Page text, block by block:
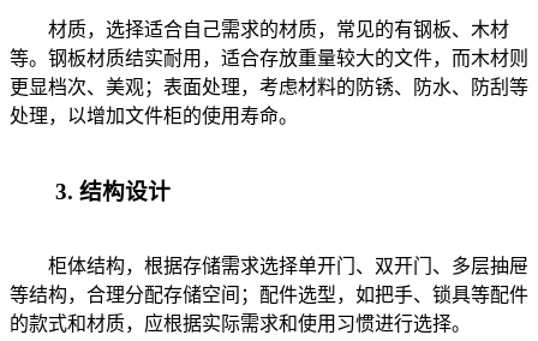
材质，选择适合自己需求的材质，常见的有钢板、木材
等。钢板材质结实耐用，适合存放重量较大的文件，而木材则
更显档次、美观；表面处理，考虑材料的防锈、防水、防刮等
处理，以增加文件柜的使用寿命。
3. 结构设计
柜体结构，根据存储需求选择单开门、双开门、多层抽屉
等结构，合理分配存储空间；配件选型，如把手、锁具等配件
的款式和材质，应根据实际需求和使用习惯进行选择。